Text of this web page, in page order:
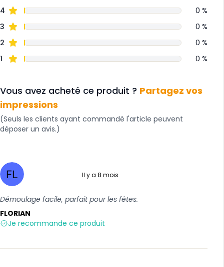
4
0 %
3
0 %
2
0 %
1
0 %
Vous avez acheté ce produit ? Partagez vos
impressions
(Seuls les clients ayant commandé l'article peuvent
déposer un avis.)
Il y a 8 mois
Démoulage facile, parfait pour les fêtes.
FLORIAN
Je recommande ce produit